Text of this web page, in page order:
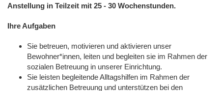
Anstellung in Teilzeit mit 25 - 30 Wochenstunden.
Ihre Aufgaben
Sie betreuen, motivieren und aktivieren unser
Bewohner*innen, leiten und begleiten sie im Rahmen der
sozialen Betreuung in unserer Einrichtung.
Sie leisten begleitende Alltagshilfen im Rahmen der
zusätzlichen Betreuung und unterstützen bei den